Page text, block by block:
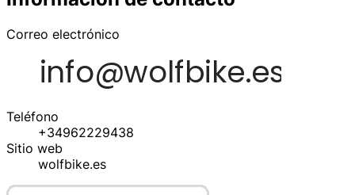
Correo electrónico
Teléfono
+34962229438
Sitio web
wolfbike.es